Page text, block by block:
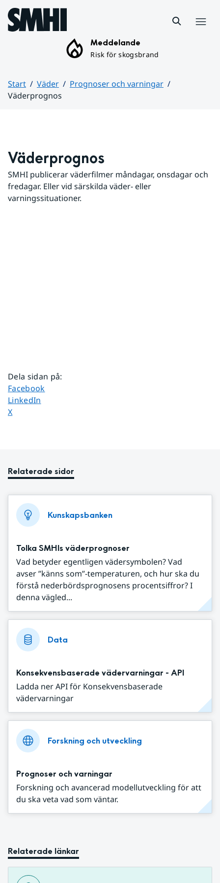
Hoppa till sidans innehåll
Meddelande
Risk för skogsbrand
Start Väder
Prognoser och varningar
Väderprognos
Väderprognos
SMHI publicerar väderfilmer måndagar, onsdagar och
fredagar. Eller vid särskilda väder- eller
varningssituationer.
Dela sidan på:
Dela sidan på
Facebook
Dela sidan på
LinkedIn
Dela sidan på
X
Relaterade sidor
Kunskapsbanken
Tolka SMHIs väderprognoser
Vad betyder egentligen vädersymbolen? Vad
avser ”känns som”-temperaturen, och hur ska du
förstå nederbördsprognosens procentsiffror? I
denna vägled...
Data
Konsekvensbaserade vädervarningar - API
Ladda ner API för Konsekvensbaserade
vädervarningar
Forskning och utveckling
Prognoser och varningar
Forskning och avancerad modellutveckling för att
du ska veta vad som väntar.
Relaterade länkar